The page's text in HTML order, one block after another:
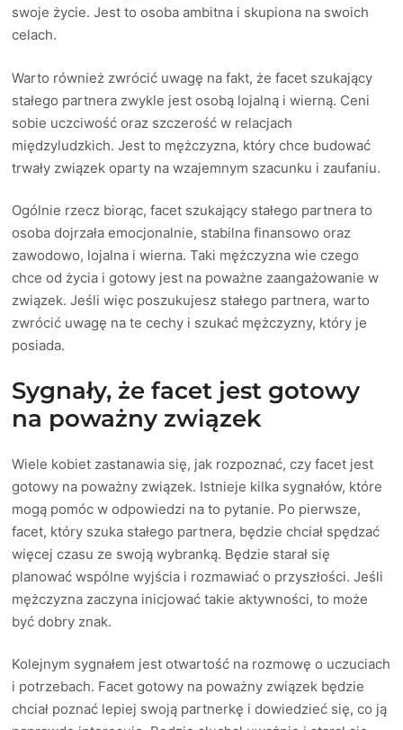
swoje życie. Jest to osoba ambitna i skupiona na swoich
celach.
Warto również zwrócić uwagę na fakt, że facet szukający
stałego partnera zwykle jest osobą lojalną i wierną. Ceni
sobie uczciwość oraz szczerość w relacjach
międzyludzkich. Jest to mężczyzna, który chce budować
trwały związek oparty na wzajemnym szacunku i zaufaniu.
Ogólnie rzecz biorąc, facet szukający stałego partnera to
osoba dojrzała emocjonalnie, stabilna finansowo oraz
zawodowo, lojalna i wierna. Taki mężczyzna wie czego
chce od życia i gotowy jest na poważne zaangażowanie w
związek. Jeśli więc poszukujesz stałego partnera, warto
zwrócić uwagę na te cechy i szukać mężczyzny, który je
posiada.
Sygnały, że facet jest gotowy
na poważny związek
Wiele kobiet zastanawia się, jak rozpoznać, czy facet jest
gotowy na poważny związek. Istnieje kilka sygnałów, które
mogą pomóc w odpowiedzi na to pytanie. Po pierwsze,
facet, który szuka stałego partnera, będzie chciał spędzać
więcej czasu ze swoją wybranką. Będzie starał się
planować wspólne wyjścia i rozmawiać o przyszłości. Jeśli
mężczyzna zaczyna inicjować takie aktywności, to może
być dobry znak.
Kolejnym sygnałem jest otwartość na rozmowę o uczuciach
i potrzebach. Facet gotowy na poważny związek będzie
chciał poznać lepiej swoją partnerkę i dowiedzieć się, co ją